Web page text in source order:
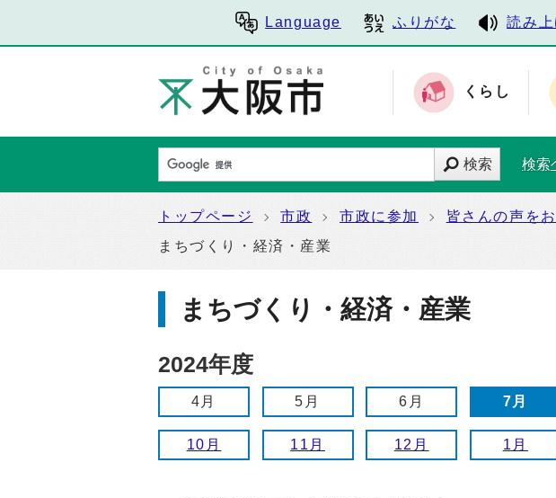
Language ふりがな 読み上
くらし
検索 検索
トップページ 市政 市政に参加 皆さんの声を
まちづくり・経済・産業
まちづくり・経済・産業
2024年度
4月 5月 6月 7月
10月 11月 12月 1月